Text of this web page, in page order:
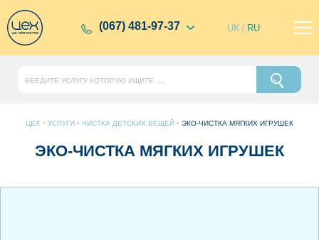
(067) 481-97-37 UK / RU
ЦЕХ • УСЛУГИ • ЧИСТКА ДЕТСКИХ ВЕЩЕЙ • ЭКО-ЧИСТКА МЯГКИХ ИГРУШЕК
ЭКО-ЧИСТКА МЯГКИХ ИГРУШЕК